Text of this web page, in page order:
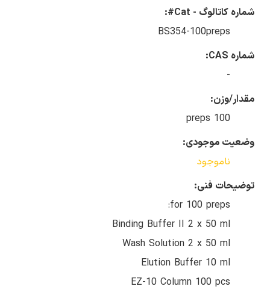
شماره کاتالوگ - Cat#:
BS354-100preps
شماره CAS:
مقدار/وزن:
100 preps
وضعیت موجودی:
ناموجود
توضیحات فنی:
for 100 preps:
Binding Buffer II 2 x 50 ml
Wash Solution 2 x 50 ml
Elution Buffer 10 ml
EZ-10 Column 100 pcs